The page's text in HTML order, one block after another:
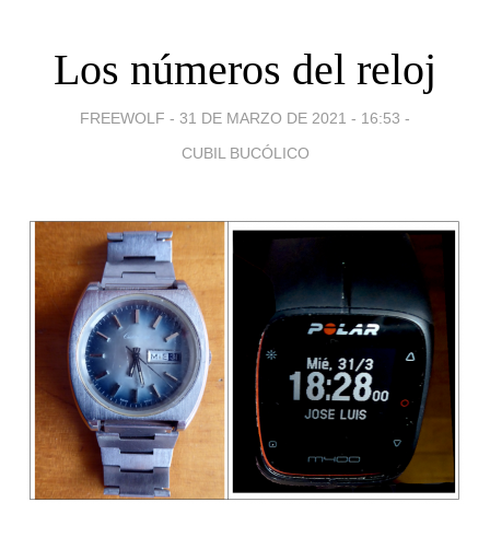
Los números del reloj
FREEWOLF - 31 DE MARZO DE 2021 - 16:53 -
CUBIL BUCÓLICO